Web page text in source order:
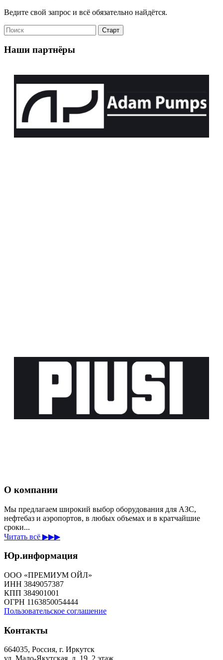
Ведите свой запрос и всё обязательно найдётся.
Наши партнёры
О компании
Мы предлагаем широкий выбор оборудования для АЗС,
нефтебаз и аэропортов, в любых объемах и в кратчайшие
сроки...
Читать всё ▶▶▶
Юр.информация
ООО «ПРЕМИУМ ОЙЛ»
ИНН 3849057387
КПП 384901001
ОГРН 1163850054444
Пользовательское соглашение
Контакты
664035, Россия, г. Иркутск